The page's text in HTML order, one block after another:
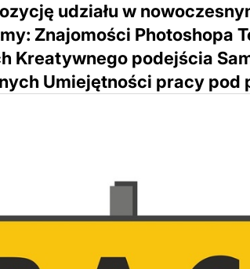
udziału w
Znajomości Photoshopa
Kreatywnego podejścia
Umiejętności pracy pod